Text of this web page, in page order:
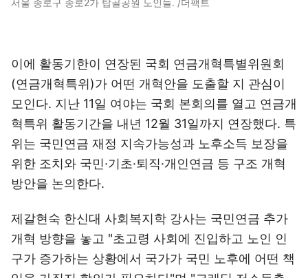
서울 종로구 종로2가 탑골공원 노인들. /더팩트
이에 활동기한이 연장된 국회 연금개혁특별위원회
(연금개혁특위)가 어떤 개혁안을 도출할 지 관심이
모인다. 지난 11일 여야는 국회 본회의를 열고 연금개
혁특위 활동기간을 내년 12월 31일까지 연장했다. 특
위는 국민연금 재정 지속가능성과 노후소득 보장을
위한 조치와 국민·기초·퇴직·개인연금 등 구조 개혁
방안을 논의한다.
제갈현숙 한신대 사회복지학 강사는 국민연금 추가
개혁 방향을 놓고 "초고령 사회에 진입하고 노인 인
구가 증가하는 상황에서 국가가 국민 노후에 어떤 책